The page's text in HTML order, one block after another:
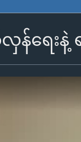
လှန်ရေး